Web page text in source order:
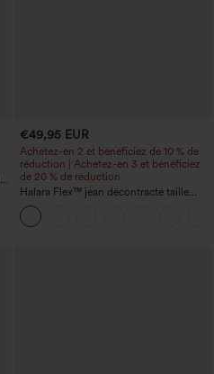
€49,95 EUR
Achetez-en 2 et bénéficiez de 10 % de
réduction | Achetez-en 3 et bénéficiez
de 20 % de réduction
Halara Flex™ jean décontracté taille
haute à effet gainant, coupe large, avec
poches